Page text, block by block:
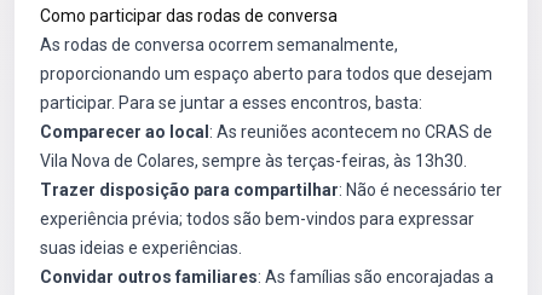
Como participar das rodas de conversa
As rodas de conversa ocorrem semanalmente,
proporcionando um espaço aberto para todos que desejam
participar. Para se juntar a esses encontros, basta:
Comparecer ao local : As reuniões acontecem no CRAS de
Vila Nova de Colares, sempre às terças-feiras, às 13h30.
Trazer disposição para compartilhar: Não é necessário ter
experiência prévia; todos são bem-vindos para expressar
suas ideias e experiências.
Convidar outros familiares: As famílias são encorajadas a